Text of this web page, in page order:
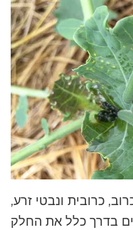
כרובית ונבטי זרע,
בדרך כלל את החלק